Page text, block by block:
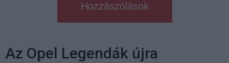
Hozzászólások
Az Opel Legendák újra